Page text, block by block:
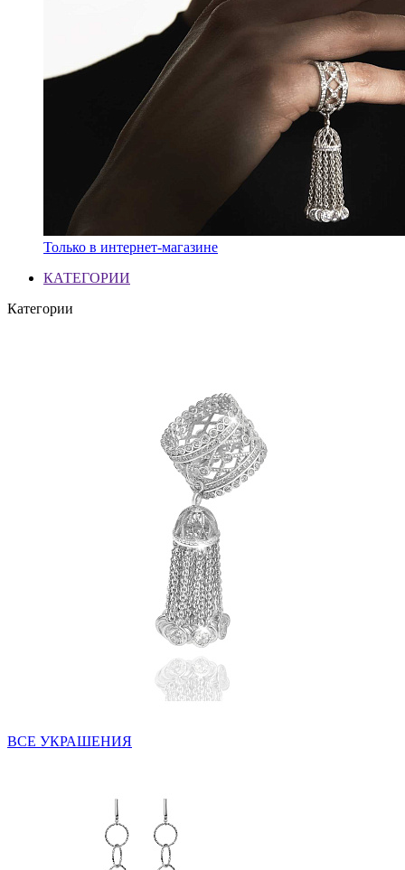
Только в интернет-магазине
КАТЕГОРИИ
Категории
ВСЕ УКРАШЕНИЯ